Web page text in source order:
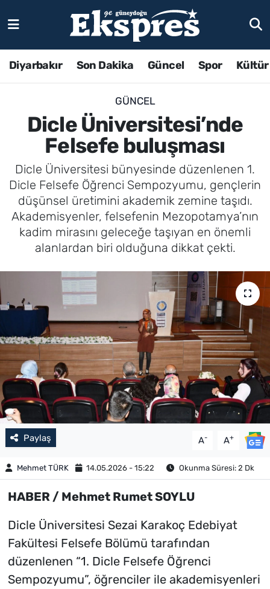
Diyarbakır Son Dakika Güncel Spor
GÜNCEL
Dicle Üniversitesi’nde
Felsefe buluşması
Dicle Üniversitesi bünyesinde düzenlenen 1.
Dicle Felsefe Öğrenci Sempozyumu, gençlerin
düşünsel üretimini akademik zemine taşıdı.
Akademisyenler, felsefenin Mezopotamya’nın
kadim mirasını geleceğe taşıyan en önemli
alanlardan biri olduğuna dikkat çekti.
Paylaş A- A+
Mehmet TÜRK 14.05.2026 - 15:22 Okunma Süresi: 2 Dk
HABER / Mehmet Rumet SOYLU
Dicle Üniversitesi Sezai Karakoç Edebiyat
Fakültesi Felsefe Bölümü tarafından
düzenlenen “1. Dicle Felsefe Öğrenci
Sempozyumu”, öğrenciler ile akademisyenleri